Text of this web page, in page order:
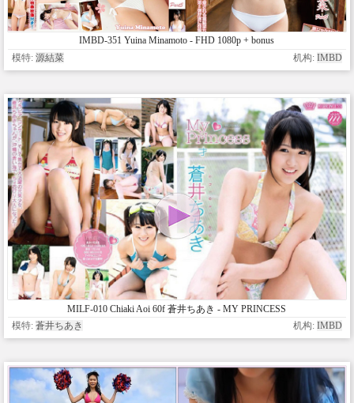
IMBD-351 Yuina Minamoto - FHD 1080p + bonus
模特: 源結菜 机构: IMBD
MILF-010 Chiaki Aoi 60f 蒼井ちあき - MY PRINCESS
模特: 蒼井ちあき 机构: IMBD